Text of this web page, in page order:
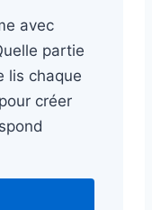
avec
partie
lis chaque
créer